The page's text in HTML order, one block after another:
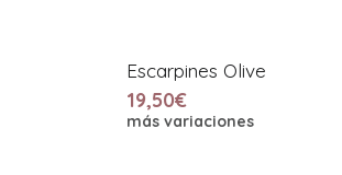
Escarpines Olive
19,50€
más variaciones